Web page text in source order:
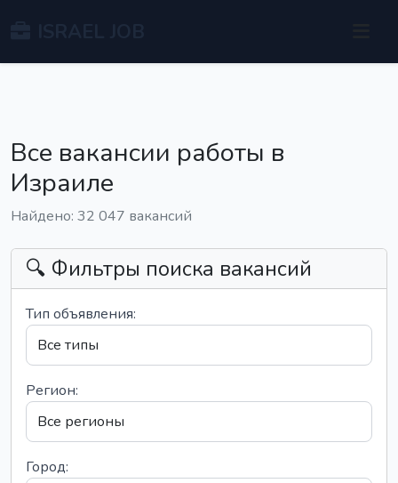
Все вакансии работы в
Израиле
Найдено: 32 047 вакансий
🔍 Фильтры поиска вакансий
Тип объявления:
Регион:
Город: